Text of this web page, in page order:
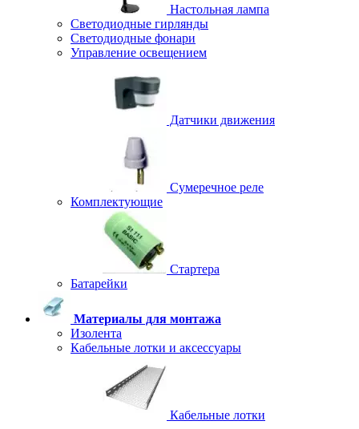
Настольная лампа
Светодиодные гирлянды
Светодиодные фонари
Управление освещением
Датчики движения
Сумеречное реле
Комплектующие
Стартера
Батарейки
Материалы для монтажа
Изолента
Кабельные лотки и аксессуары
Кабельные лотки